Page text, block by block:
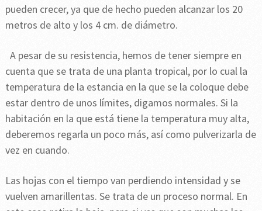
pueden crecer, ya que de hecho pueden alcanzar los 20
metros de alto y los 4 cm. de diámetro.
A pesar de su resistencia, hemos de tener siempre en
cuenta que se trata de una planta tropical, por lo cual la
temperatura de la estancia en la que se la coloque debe
estar dentro de unos límites, digamos normales. Si la
habitación en la que está tiene la temperatura muy alta,
deberemos regarla un poco más, así como pulverizarla de
vez en cuando.
Las hojas con el tiempo van perdiendo intensidad y se
vuelven amarillentas. Se trata de un proceso normal. En